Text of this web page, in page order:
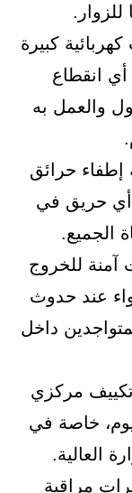
كبيرة
انقطاع
والعمل به
حرائق
أي حريق في
الجميع.
للخروج
عند حدوث
داخل
مركزي
خاصة في
العالية.
مراقبة